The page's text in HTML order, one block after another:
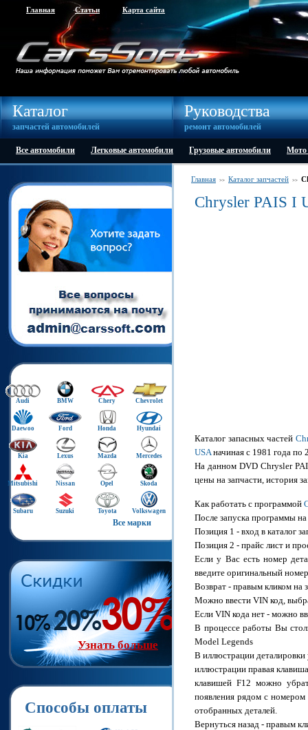
Главная Статьи Карта сайта
Каталог
запчастей автомобилей
Руководства
ремонт автомобилей
Все автомобили Легковые автомобили Грузовые автомобили Мото
Audi BMW Chery Chevrolet
Daewoo Ford Honda Hyundai
Kia Lexus Mazda Mercedes
Mitsubishi Nissan Opel Skoda
Subaru Suzuki Toyota Volkswagen
Все марки
Узнать больше
Способы оплаты
Главная >> Каталог запчастей >>
Chrysler PAIS I
Каталог запасных частей
USAначиная с 1981 года по
На данном DVD Chrysler
цены на запчасти, история
Как работать с программой
После запуска программы
Позиция 1 - вход в каталог
Позиция 2 - прайс лист и
Если у Вас есть номер
введите оригинальный
Возврат - правым кликом на
Можно ввести VIN код,
Если VIN кода нет - можно
В процессе работы Вы
Model Legends
В иллюстрации
иллюстрации правая
клавишей F12 можно
появления рядом с
отобранных деталей.
Вернуться назад - правым